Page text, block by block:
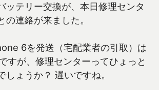
ッテリー交換が、本日修理センタ
の連絡が来ました。
6を発送（宅配業者の引取）は
すが、修理センターってひょっと
しょうか？ 遅いですね。